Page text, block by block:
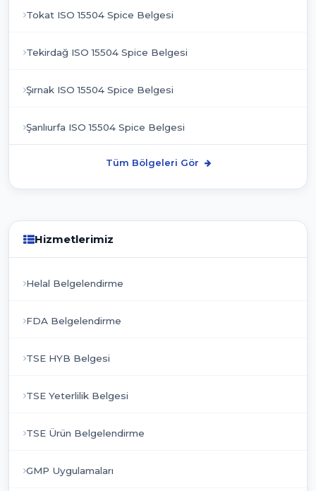
Tokat ISO 15504 Spice Belgesi
Tekirdağ ISO 15504 Spice Belgesi
Şırnak ISO 15504 Spice Belgesi
Şanlıurfa ISO 15504 Spice Belgesi
Tüm Bölgeleri Gör
Hizmetlerimiz
Helal Belgelendirme
FDA Belgelendirme
TSE HYB Belgesi
TSE Yeterlilik Belgesi
TSE Ürün Belgelendirme
GMP Uygulamaları